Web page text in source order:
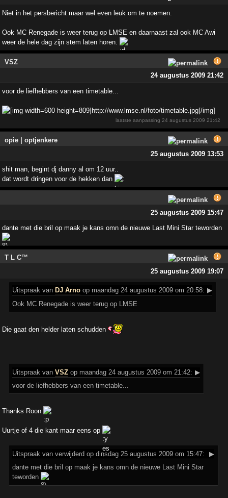
Niet in het persbericht maar wel even leuk om te noemen.
Ook MC Renegade is weer terug op LMSE en daarnaast zal ook MC Awi
weer de hele dag zijn stem laten horen.
VSZ
24 augustus 2009 21:42
voor de liefhebbers van een timetable...
laatste aanpassing24 augustus 2009 21:42
opie | optjenkere
25 augustus 2009 13:53
shit man, begint dj danny al om 12 uur..
dat wordt dringen voor de hekken dan
25 augustus 2009 15:47
dante met die bril op maak je kans omn de nieuwe Last Mini Star teworden
T L C™
25 augustus 2009 19:07
Uitspraak van DJ Arno op maandag 24 augustus 2009 om 20:58: ▶
Ook MC Renegade is weer terug op LMSE
Die gaat den helder laten schudden
Uitspraak vanVSZ op maandag 24 augustus 2009 om 21:42: ▶
voor de liefhebbers van een timetable...
Thanks Roon
Uurtje of 4 die kant maar eens op
Uitspraak van verwijderd op dinsdag 25 augustus 2009 om 15:47:
▶
dante met die bril op maak je kans omn de nieuwe Last Mini Star
teworden